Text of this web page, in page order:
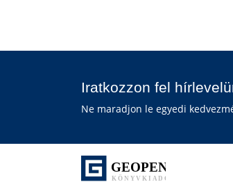
Iratkozzon fel
Ne maradjon le egyedi